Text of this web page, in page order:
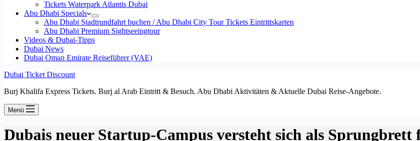
Tickets Waterpark Atlantis Dubai
Abu Dhabi Specials
Abu Dhabi Stadtrundfahrt buchen / Abu Dhabi City Tour Tickets Eintrittskarten
Abu Dhabi Premium Sightseeingtour
Videos & Dubai-Tipps
Dubai News
Dubai Oman Emirate Reiseführer (VAE)
Dubai Ticket Discount
Burj Khalifa Express Tickets. Burj al Arab Eintritt & Besuch. Abu Dhabi Aktivitäten & Aktuelle Dubai Reise-Angebote.
Menü
Dubais neuer Startup-Campus versteht sich als